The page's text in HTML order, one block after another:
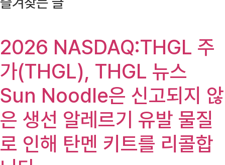
2026 NASDAQ:THGL 주
가(THGL), THGL 뉴스
Sun Noodle은 신고되지 않
은 생선 알레르기 유발 물질
로 인해 탄멘 키트를 리콜합